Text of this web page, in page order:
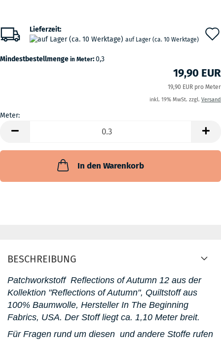
Lieferzeit:
auf Lager (ca. 10 Werktage)
Mindestbestellmenge in Meter:0,3
19,90 EUR
19,90 EUR pro Meter
inkl. 19% MwSt. zzgl. Versand
Meter:
In den Warenkorb
BESCHREIBUNG
Patchworkstoff Reflections of Autumn 12 aus der
Kollektion "Reflections of Autumn", Quiltstoff aus
100% Baumwolle, Hersteller In The Beginning
Fabrics, USA. Der Stoff liegt ca. 1,10 Meter breit.
Für Fragen rund um diesen und andere Stoffe rufen